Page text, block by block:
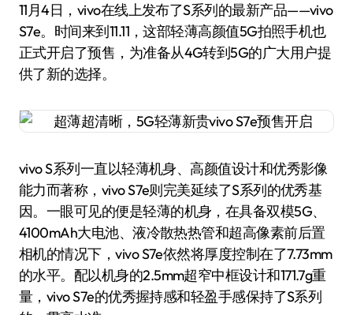
11月4日，vivo在线上发布了S系列的最新产品——vivo
S7e。时间来到11.11，这部轻薄高颜值5G拍照手机也
正式开启了预售，为准备从4G转到5G的广大用户提
供了新的选择。
vivo S系列一直以轻薄机身、高颜值设计和优秀影像
能力而著称，vivo S7e则完美延续了S系列的优秀基
因。一眼可见的便是轻薄的机身，在具备双模5G、
4100mAh大电池、液冷散热热管和超高像素前后置
相机的情况下，vivo S7e依然将厚度控制在了7.73mm
的水平。配以机身的2.5mm超窄中框设计和171.7g重
量，vivo S7e的优秀握持感和轻盈手感保持了S系列